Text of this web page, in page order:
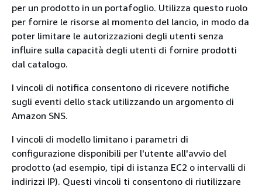
per un prodotto in un portafoglio. Utilizza questo ruolo
per fornire le risorse al momento del lancio, in modo da
poter limitare le autorizzazioni degli utenti senza
influire sulla capacità degli utenti di fornire prodotti
dal catalogo.
I vincoli di notifica consentono di ricevere notifiche
sugli eventi dello stack utilizzando un argomento di
Amazon SNS.
I vincoli di modello limitano i parametri di
configurazione disponibili per l'utente all'avvio del
prodotto (ad esempio, tipi di istanza EC2 o intervalli di
indirizzi IP). Questi vincoli ti consentono di riutilizzare